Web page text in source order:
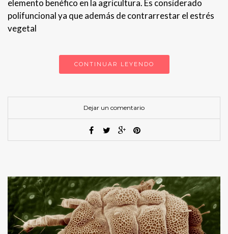
elemento benéfico en la agricultura. Es considerado
polifuncional ya que además de contrarrestar el estrés
vegetal
CONTINUAR LEYENDO
Dejar un comentario